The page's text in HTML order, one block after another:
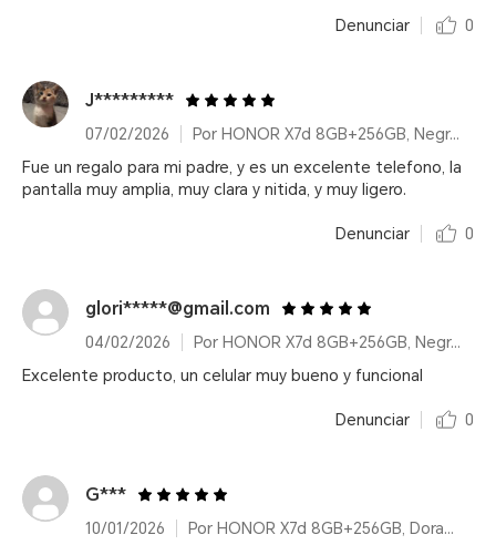
Denunciar 0
J*********
07/02/2026
Por HONOR X7d 8GB+256GB, Negro nocturno, Dual Car
Fue un regalo para mi padre, y es un excelente telefono, la
pantalla muy amplia, muy clara y nitida, y muy ligero.
Denunciar 0
glori*****@gmail.com
04/02/2026
Por HONOR X7d 8GB+256GB, Negro nocturno, Dual Car
Excelente producto, un celular muy bueno y funcional
Denunciar 0
G***
10/01/2026
Por HONOR X7d 8GB+256GB, Dorado duna, Dual Card